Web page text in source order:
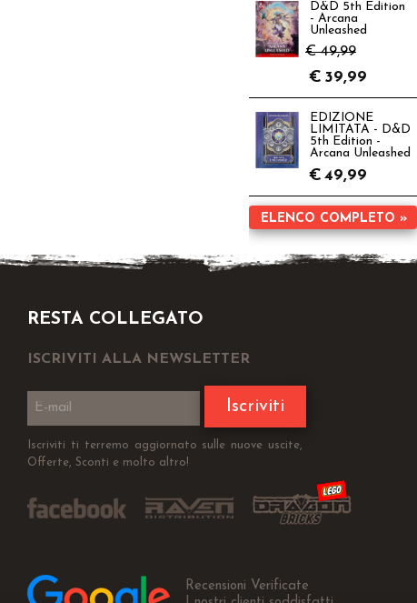
D&D 5th Edition
- Arcana
Unleashed
€ 49,99
€ 39,99
EDIZIONE
LIMITATA - D&D
5th Edition -
Arcana Unleashed
€ 49,99
ELENCO COMPLETO »
RESTA COLLEGATO
ISCRIVITI ALLA NEWSLETTER
Iscriviti
Iscriviti ti terremo aggiornato sulle nuove uscite,
Offerte, Sconti e molto altro!
Recensioni Verificate